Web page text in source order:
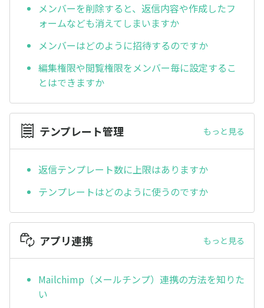
メンバーを削除すると、返信内容や作成したフ
ォームなども消えてしまいますか
メンバーはどのように招待するのですか
編集権限や閲覧権限をメンバー毎に設定するこ
とはできますか
テンプレート管理 もっと見る
返信テンプレート数に上限はありますか
テンプレートはどのように使うのですか
アプリ連携 もっと見る
Mailchimp（メールチンプ）連携の方法を知りた
い